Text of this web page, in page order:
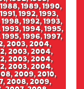
1989, 1990,
1992, 1993,
1992, 1993,
1994, 1995,
1996, 1997,
2003, 2004,
2003, 2004,
2003, 2004,
2003, 2004,
2009, 2010,
2008, 2009,